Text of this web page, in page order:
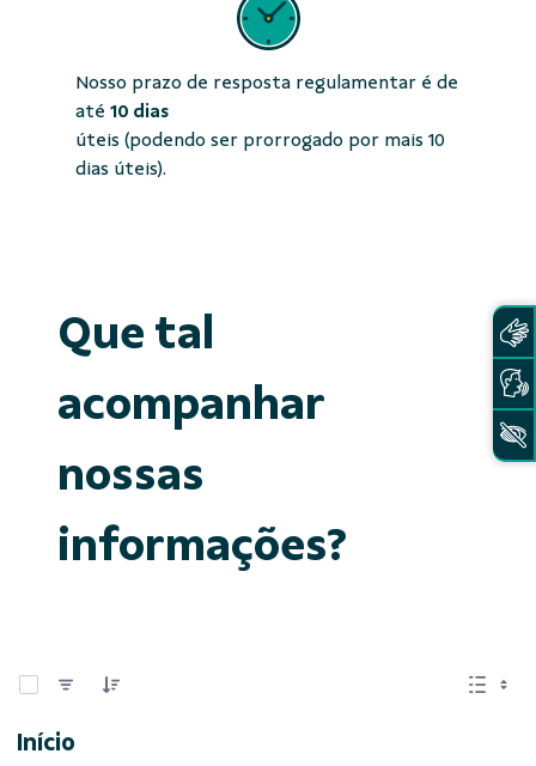
Nosso prazo de resposta regulamentar é de
até 10 dias
úteis (podendo ser prorrogado por mais 10
dias úteis).
Que tal
acompanhar
nossas
informações?
Início